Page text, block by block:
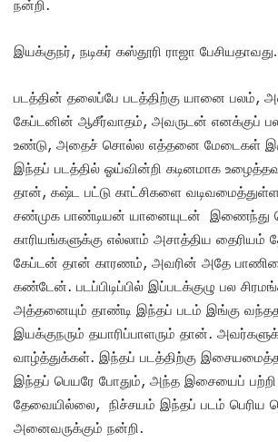
நன்றி.
இயக்குநர், நடிகர் கஸ்தூரி ராஜா
படத்தின் தலைப்பே படத்திற்கு யானை பலம்,
கேப்டனின் ஆசீர்வாதம், அவருடன் எனக்குப்
உண்டு, அதைச் சொல்ல எத்தனை மேடைகள்
இந்தப் படத்தில் ஓய்வின்றி கடினமாக
தான், கஷ்ட பட்டு காட்சிகளை
சண்முக பாண்டியன் யானையுடன் இணைந்து
காரியங்களுக்கு எல்லாம் அசாத்திய
கேப்டன் தான் காரணம், அவரின் அதே
கண்டேன். படப்பிடிப்பில் இப்படக்குழு பல
அத்தனையும் தாண்டி இந்தப் படம் இங்கு
இயக்குநரும் தயாரிப்பாளரும் தான்.
வாழ்த்துக்கள். இந்தப் படத்திற்கு
இந்தப் பெயரே போதும், அந்த இசையைப்
தேவையில்லை, நிச்சயம் இந்தப் படம் பெரிய
அனைவருக்கும் நன்றி.